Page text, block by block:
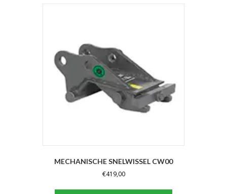
MECHANISCHE SNELWISSEL CW00
€419,00